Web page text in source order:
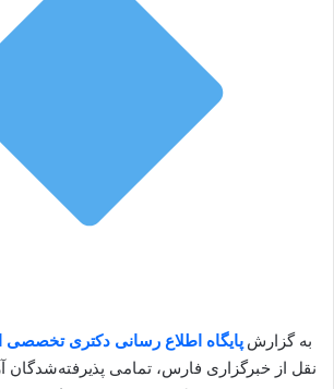
به گزارشپایگاه اطلاع رسانی دکتری تخصصی
نقل از خبرگزاری فارس، تمامی پذیرفته‌شدگان